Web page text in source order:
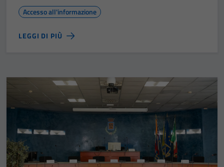
Accesso all'informazione
LEGGI DI PIÙ